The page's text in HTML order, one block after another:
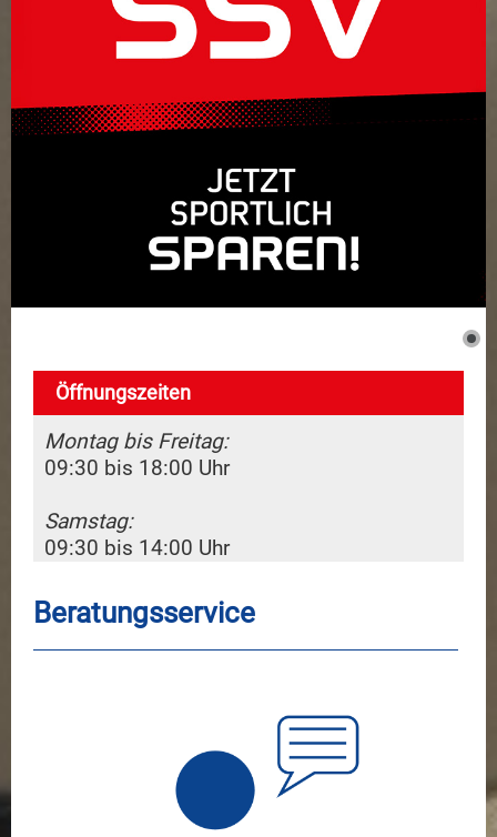
Dienstleistungen
Kontakt
Öffnungszeiten
Montag bis Freitag:
09:30 bis 18:00 Uhr
Samstag:
09:30 bis 14:00 Uhr
Beratungsservice